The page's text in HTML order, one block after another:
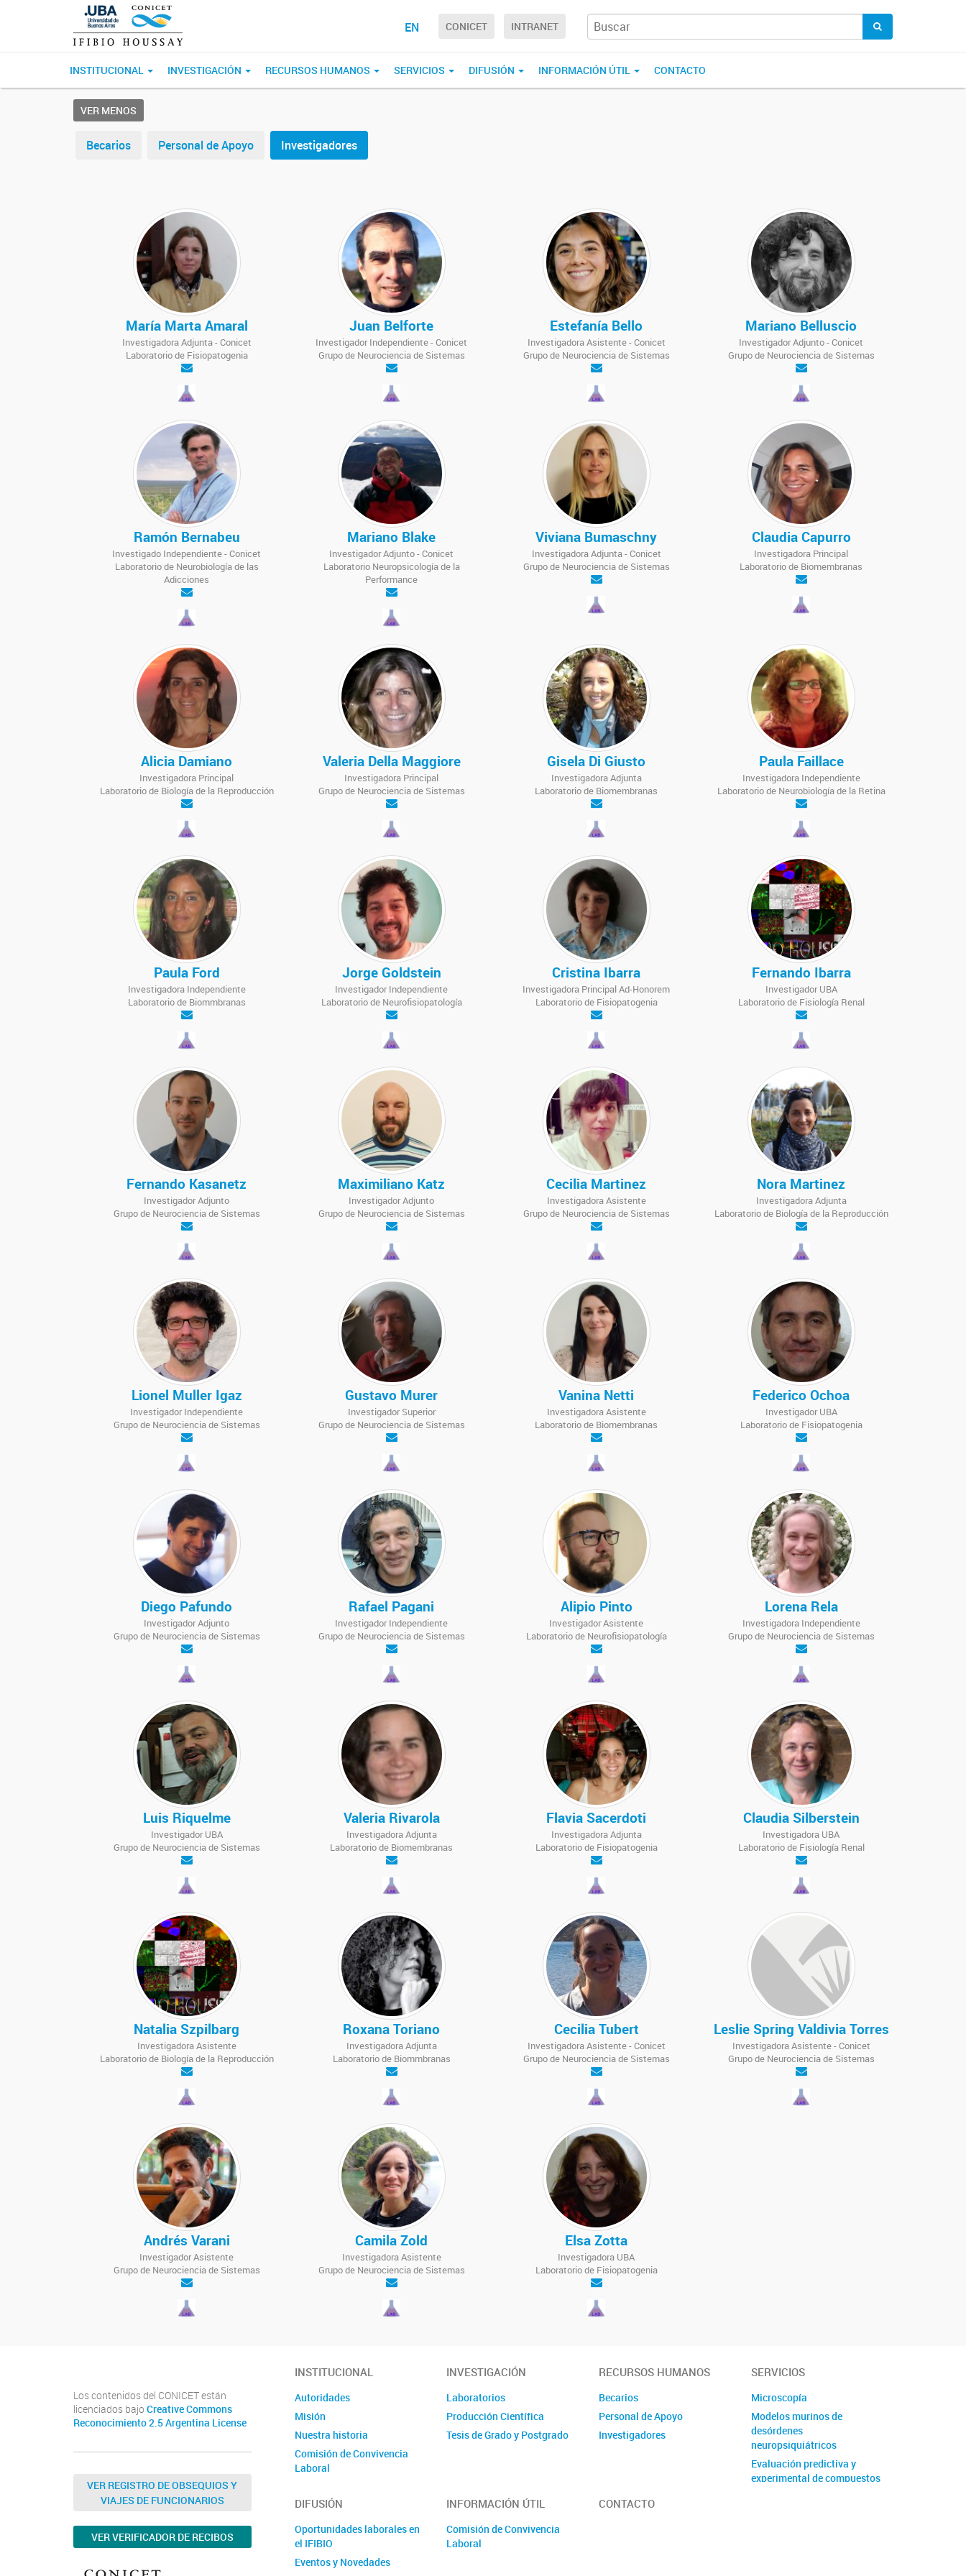
EN CONICET INTRANET
INSTITUCIONAL INVESTIGACIÓN RECURSOS HUMANOS SERVICIOS DIFUSIÓN INFORMACIÓN ÚTIL CONTACTO
VER MENOS
Becarios Personal de Apoyo Investigadores
María Marta Amaral
Investigadora Adjunta - Conicet
Laboratorio de Fisiopatogenia
Juan Belforte
Investigador Independiente - Conicet
Grupo de Neurociencia de Sistemas
Estefanía Bello
Investigadora Asistente - Conicet
Grupo de Neurociencia de Sistemas
Mariano Belluscio
Investigador Adjunto - Conicet
Grupo de Neurociencia de Sistemas
Ramón Bernabeu
Investigado Independiente - Conicet
Laboratorio de Neurobiología de las
Adicciones
Mariano Blake
Investigador Adjunto - Conicet
Laboratorio Neuropsicología de la
Performance
Viviana Bumaschny
Investigadora Adjunta - Conicet
Grupo de Neurociencia de Sistemas
Claudia Capurro
Investigadora Principal
Laboratorio de Biomembranas
Alicia Damiano
Investigadora Principal
Laboratorio de Biología de la Reproducción
Valeria Della Maggiore
Investigadora Principal
Grupo de Neurociencia de Sistemas
Gisela Di Giusto
Investigadora Adjunta
Laboratorio de Biomembranas
Paula Faillace
Investigadora Independiente
Laboratorio de Neurobiología de la Retina
Paula Ford
Investigadora Independiente
Laboratorio de Biommbranas
Jorge Goldstein
Investigador Independiente
Laboratorio de Neurofisiopatología
Cristina Ibarra
Investigadora Principal Ad-Honorem
Laboratorio de Fisiopatogenia
Fernando Ibarra
Investigador UBA
Laboratorio de Fisiología Renal
Fernando Kasanetz
Investigador Adjunto
Grupo de Neurociencia de Sistemas
Maximiliano Katz
Investigador Adjunto
Grupo de Neurociencia de Sistemas
Cecilia Martinez
Investigadora Asistente
Grupo de Neurociencia de Sistemas
Nora Martinez
Investigadora Adjunta
Laboratorio de Biología de la Reproducción
Lionel Muller Igaz
Investigador Independiente
Grupo de Neurociencia de Sistemas
Gustavo Murer
Investigador Superior
Grupo de Neurociencia de Sistemas
Vanina Netti
Investigadora Asistente
Laboratorio de Biomembranas
Federico Ochoa
Investigador UBA
Laboratorio de Fisiopatogenia
Diego Pafundo
Investigador Adjunto
Grupo de Neurociencia de Sistemas
Rafael Pagani
Investigador Independiente
Grupo de Neurociencia de Sistemas
Alipio Pinto
Investigador Asistente
Laboratorio de Neurofisiopatología
Lorena Rela
Investigadora Independiente
Grupo de Neurociencia de Sistemas
Luis Riquelme
Investigador UBA
Grupo de Neurociencia de Sistemas
Valeria Rivarola
Investigadora Adjunta
Laboratorio de Biomembranas
Flavia Sacerdoti
Investigadora Adjunta
Laboratorio de Fisiopatogenia
Claudia Silberstein
Investigadora UBA
Laboratorio de Fisiología Renal
Natalia Szpilbarg
Investigadora Asistente
Laboratorio de Biología de la Reproducción
Roxana Toriano
Investigadora Adjunta
Laboratorio de Biommbranas
Cecilia Tubert
Investigadora Asistente - Conicet
Grupo de Neurociencia de Sistemas
Leslie Spring Valdivia Torres
Investigadora Asistente - Conicet
Grupo de Neurociencia de Sistemas
Andrés Varani
Investigador Asistente
Grupo de Neurociencia de Sistemas
Camila Zold
Investigadora Asistente
Grupo de Neurociencia de Sistemas
Elsa Zotta
Investigadora UBA
Laboratorio de Fisiopatogenia
Los contenidos del CONICET están
licenciados bajo Creative Commons
Reconocimiento 2.5 Argentina License
VER REGISTRO DE OBSEQUIOS Y
VIAJES DE FUNCIONARIOS
VER VERIFICADOR DE RECIBOS
INSTITUCIONAL
Autoridades
Misión
Nuestra historia
Comisión de Convivencia
Laboral
INVESTIGACIÓN
Laboratorios
Producción Científica
Tesis de Grado y Postgrado
RECURSOS HUMANOS
Becarios
Personal de Apoyo
Investigadores
SERVICIOS
Microscopía
Modelos murinos de
desórdenes
neuropsiquiátricos
Evaluación predictiva y
experimental de compuestos
DIFUSIÓN
Oportunidades laborales en
el IFIBIO
Eventos y Novedades
INFORMACIÓN ÚTIL
Comisión de Convivencia
Laboral
CONTACTO